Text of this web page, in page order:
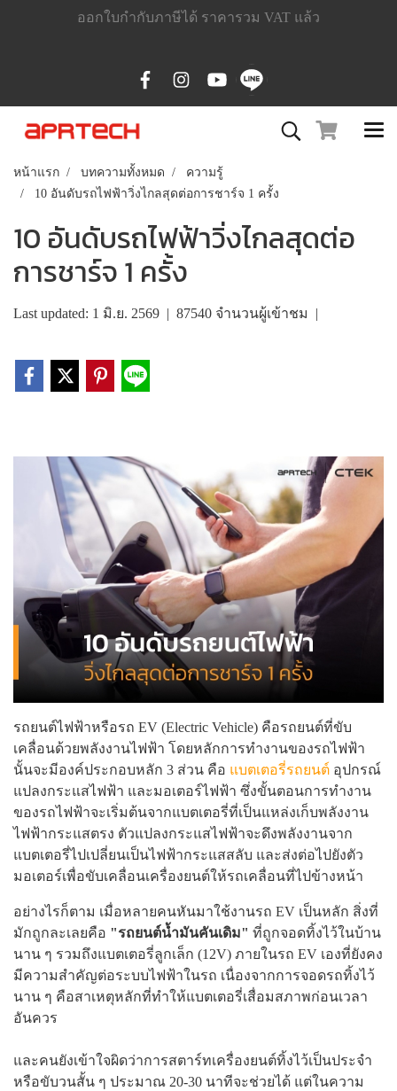
ออกใบกำกับภาษีได้ ราคารวม VAT แล้ว
หน้าแรก บทความทั้งหมด
ความรู้
10 อันดับรถไฟฟ้าวิ่งไกลสุดต่อการชาร์จ 1 ครั้ง
10 อันดับรถไฟฟ้าวิ่งไกลสุดต่อ
การชาร์จ 1 ครั้ง
Last updated: 1 มิ.ย. 2569 | 87540 จำนวนผู้เข้าชม |
รถยนต์ไฟฟ้าหรือรถ EV (Electric Vehicle) คือรถยนต์ที่ขับ
เคลื่อนด้วยพลังงานไฟฟ้า โดยหลักการทำงานของรถไฟฟ้า
นั้นจะมีองค์ประกอบหลัก 3 ส่วน คือ แบตเตอรี่รถยนต์ อุปกรณ์
แปลงกระแสไฟฟ้า และมอเตอร์ไฟฟ้า ซึ่งขั้นตอนการทำงาน
ของรถไฟฟ้าจะเริ่มต้นจากแบตเตอรี่ที่เป็นแหล่งเก็บพลังงาน
ไฟฟ้ากระแสตรง ตัวแปลงกระแสไฟฟ้าจะดึงพลังงานจาก
แบตเตอรี่ไปเปลี่ยนเป็นไฟฟ้ากระแสสลับ และส่งต่อไปยังตัว
มอเตอร์เพื่อขับเคลื่อนเครื่องยนต์ให้รถเคลื่อนที่ไปข้างหน้า
อย่างไรก็ตาม เมื่อหลายคนหันมาใช้งานรถ EV เป็นหลัก สิ่งที่
มักถูกละเลยคือ "รถยนต์น้ำมันคันเดิม" ที่ถูกจอดทิ้งไว้ในบ้าน
นาน ๆ รวมถึงแบตเตอรี่ลูกเล็ก (12V) ภายในรถ EV เองที่ยังคง
มีความสำคัญต่อระบบไฟฟ้าในรถ เนื่องจากการจอดรถทิ้งไว้
นาน ๆ คือสาเหตุหลักที่ทำให้แบตเตอรี่เสื่อมสภาพก่อนเวลา
อันควร
และคนยังเข้าใจผิดว่าการสตาร์ทเครื่องยนต์ทิ้งไว้เป็นประจำ
หรือขับวนสั้น ๆ ประมาณ 20-30 นาทีจะช่วยได้ แต่ในความ